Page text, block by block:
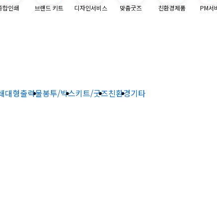
합인쇄 브랜드 키트 디자인서비스 맞춤굿즈 친환경제품 PM서
대형출력물봉투/박스키트/굿즈친환경기타